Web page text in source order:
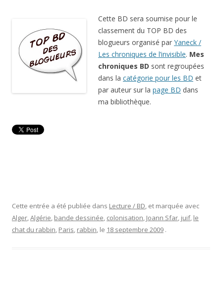
Cette BD sera soumise pour le
classement du TOP BD des
blogueurs organisé par Yaneck /
Les chroniques de l’invisible. Mes
chroniques BD sont regroupées
dans la catégorie pour les BD et
par auteur sur la page BD dans
ma bibliothèque.
Cette entrée a été publiée dans Lecture / BD, et marquée avec
Alger,Algérie, bande dessinée, colonisation, Joann Sfar, juif, le
chat du rabbin, Paris, rabbin, le 18 septembre 2009 .